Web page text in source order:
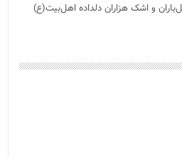
و اشک هزاران دلداده اهل‌بیت(ع)